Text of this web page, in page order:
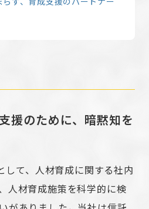
援のために、暗黙知を
して、人材育成に関する社内
人材育成施策を科学的に検